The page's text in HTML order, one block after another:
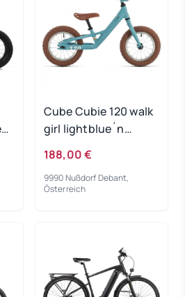
Cube Cubie 120 walk
girl lightblue´n
188,00 €
9990 Nußdorf Debant,
Österreich